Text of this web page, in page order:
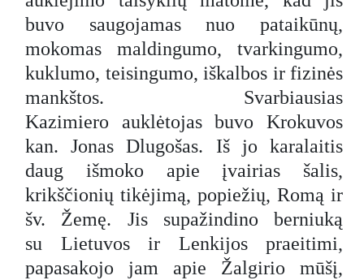
buvo saugojamas nuo pataikūnų,
mokomas maldingumo, tvarkingumo,
kuklumo, teisingumo, iškalbos ir fizinės
mankštos. Svarbiausias
Kazimiero auklėtojas buvo Krokuvos
kan. Jonas Dlugošas. Iš jo karalaitis
daug išmoko apie įvairias šalis,
krikščionių tikėjimą, popiežių, Romą ir
šv. Žemę. Jis supažindino berniuką
su Lietuvos ir Lenkijos praeitimi,
papasakojo jam apie Žalgirio mūšį,